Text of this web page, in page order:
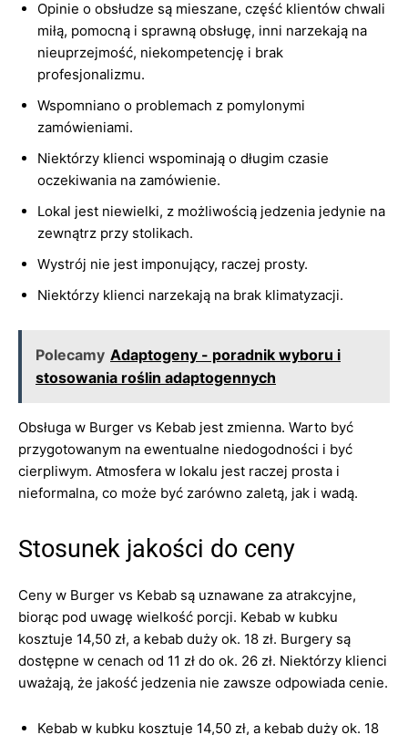
Opinie o obsłudze są mieszane, część klientów chwali
miłą, pomocną i sprawną obsługę, inni narzekają na
nieuprzejmość, niekompetencję i brak
profesjonalizmu.
Wspomniano o problemach z pomylonymi
zamówieniami.
Niektórzy klienci wspominają o długim czasie
oczekiwania na zamówienie.
Lokal jest niewielki, z możliwością jedzenia jedynie na
zewnątrz przy stolikach.
Wystrój nie jest imponujący, raczej prosty.
Niektórzy klienci narzekają na brak klimatyzacji.
Polecamy Adaptogeny - poradnik wyboru i
stosowania roślin adaptogennych
Obsługa w Burger vs Kebab jest zmienna. Warto być
przygotowanym na ewentualne niedogodności i być
cierpliwym. Atmosfera w lokalu jest raczej prosta i
nieformalna, co może być zarówno zaletą, jak i wadą.
Stosunek jakości do ceny
Ceny w Burger vs Kebab są uznawane za atrakcyjne,
biorąc pod uwagę wielkość porcji. Kebab w kubku
kosztuje 14,50 zł, a kebab duży ok. 18 zł. Burgery są
dostępne w cenach od 11 zł do ok. 26 zł. Niektórzy klienci
uważają, że jakość jedzenia nie zawsze odpowiada cenie.
Kebab w kubku kosztuje 14,50 zł, a kebab duży ok. 18